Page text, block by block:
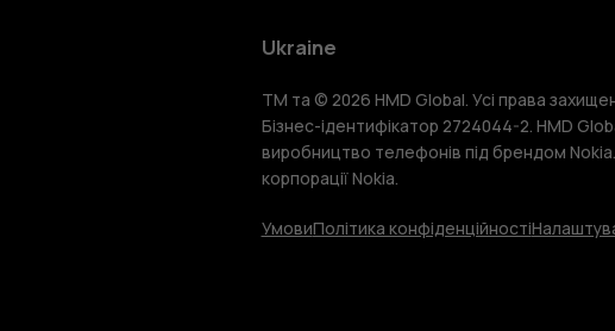
Фічерфони
Аксесуари
Планшети
Ukraine
TM та © 2026 HMD Global. Усі права
Бізнес-ідентифікатор 2724044-2. HMD
виробництво телефонів під брендом
корпорації Nokia.
УмовиПолітика конфіденційності